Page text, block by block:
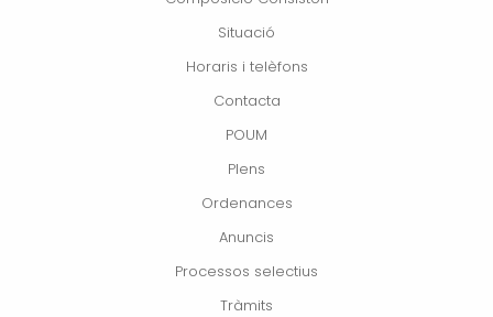
Situació
Horaris i telèfons
Contacta
POUM
Plens
Ordenances
Anuncis
Processos selectius
Tràmits